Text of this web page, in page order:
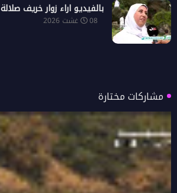
بالفيديو اراء زوار خريف صلالة 2026 محافظة ظفار
08 غشت 2026
مشاركات مختارة